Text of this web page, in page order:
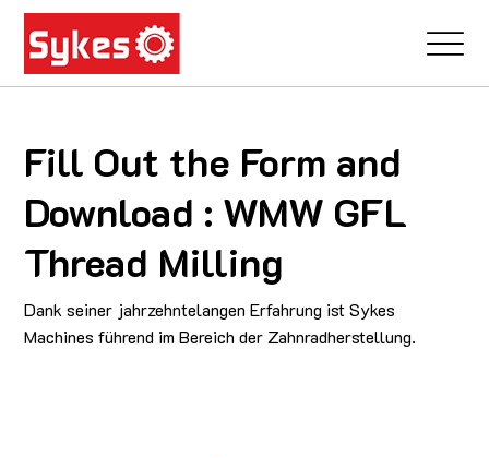
Fill Out the Form and
Download : WMW GFL
Thread Milling
Dank seiner jahrzehntelangen Erfahrung ist Sykes
Machines führend im Bereich der Zahnradherstellung.